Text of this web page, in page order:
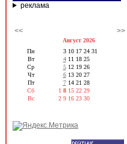
реклама
<< >>
Август 2026
Пн
Вт
Ср
Чт
Пт
Сб
Вс
3 10 17 24 31
4 11 18 25
5 12 19 26
6 13 20 27
7 14 21 28
1 8 15 22 29
2 9 16 23 30